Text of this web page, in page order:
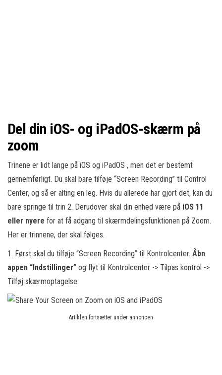
Del din iOS- og iPadOS-skærm på
zoom
Trinene er lidt lange på iOS og iPadOS , men det er bestemt
gennemførligt. Du skal bare tilføje “Screen Recording” til Control
Center, og så er alting en leg. Hvis du allerede har gjort det, kan du
bare springe til trin 2. Derudover skal din enhed være på iOS 11
eller nyere for at få adgang til skærmdelingsfunktionen på Zoom.
Her er trinnene, der skal følges.
1. Først skal du tilføje “Screen Recording” til Kontrolcenter. Åbn
appen “Indstillinger” og flyt til Kontrolcenter -> Tilpas kontrol ->
Tilføj skærmoptagelse.
Artiklen fortsætter under annoncen